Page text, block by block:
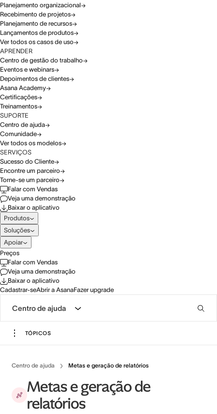
Planejamento organizacional
Recebimento de projetos
Planejamento de recursos
Lançamentos de produtos
Ver todos os casos de uso
APRENDER
Centro de gestão do trabalho
Eventos e webinars
Depoimentos de clientes
Asana Academy
Certificações
Treinamentos
SUPORTE
Centro de ajuda
Comunidade
Ver todos os modelos
SERVIÇOS
Sucesso do Cliente
Encontre um parceiro
Torne-se um parceiro
Falar com Vendas
Veja uma demonstração
Baixar o aplicativo
Produtos
Soluções
Apoiar
Preços
Falar com Vendas
Veja uma demonstração
Baixar o aplicativo
Cadastrar-seAbrir a AsanaFazer upgrade
Centro de ajuda
TÓPICOS
Centro de ajuda Metas e geração de relatórios
Metas e geração de
relatórios